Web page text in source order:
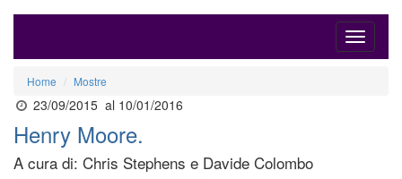
Home Mostre
23/09/2015 al 10/01/2016
Henry Moore.
A cura di: Chris Stephens e Davide Colombo